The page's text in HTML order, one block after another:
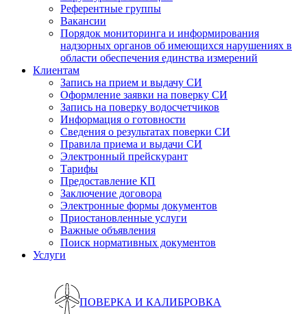
Референтные группы
Вакансии
Порядок мониторинга и информирования
надзорных органов об имеющихся нарушениях в
области обеспечения единства измерений
Клиентам
Запись на прием и выдачу СИ
Оформление заявки на поверку СИ
Запись на поверку водосчетчиков
Информация о готовности
Сведения о результатах поверки СИ
Правила приема и выдачи СИ
Электронный прейскурант
Тарифы
Предоставление КП
Заключение договора
Электронные формы документов
Приостановленные услуги
Важные объявления
Поиск нормативных документов
Услуги
ПОВЕРКА И КАЛИБРОВКА